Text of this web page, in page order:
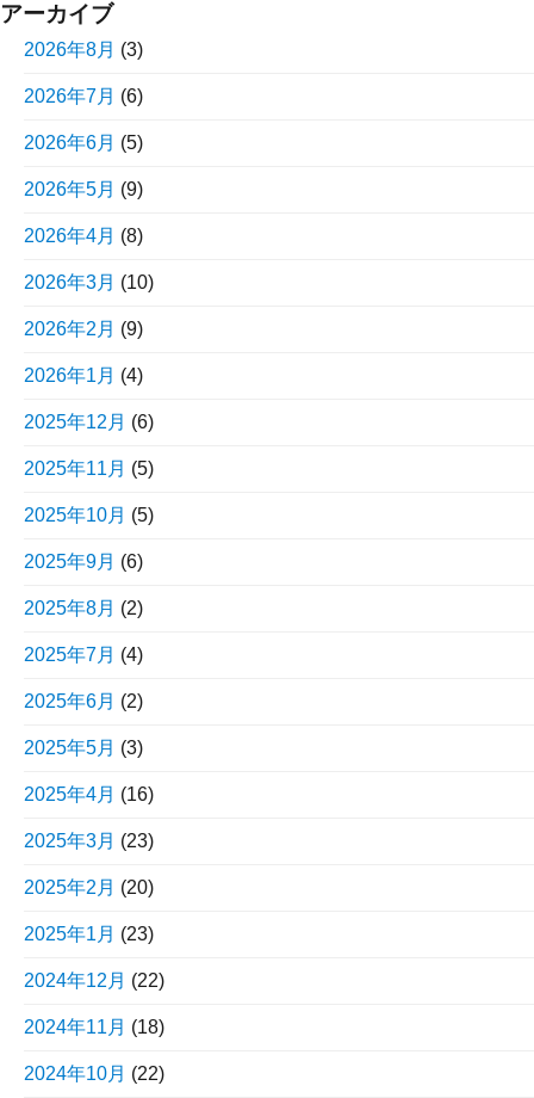
アーカイブ
2026年8月 (3)
2026年7月 (6)
2026年6月 (5)
2026年5月 (9)
2026年4月 (8)
2026年3月 (10)
2026年2月 (9)
2026年1月 (4)
2025年12月 (6)
2025年11月 (5)
2025年10月 (5)
2025年9月 (6)
2025年8月 (2)
2025年7月 (4)
2025年6月 (2)
2025年5月 (3)
2025年4月 (16)
2025年3月 (23)
2025年2月 (20)
2025年1月 (23)
2024年12月 (22)
2024年11月 (18)
2024年10月 (22)